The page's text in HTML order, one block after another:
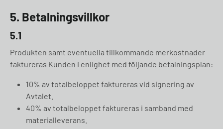
5. Betalningsvillkor
5.1
Produkten samt eventuella tillkommande merkostnader
faktureras Kunden i enlighet med följande betalningsplan:
10% av totalbeloppet faktureras vid signering av
Avtalet.
40% av totalbeloppet faktureras i samband med
materialleverans.